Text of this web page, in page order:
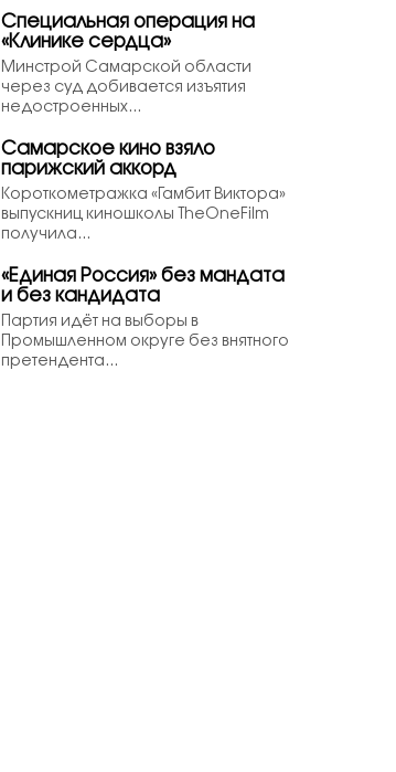
Специальная операция на
«Клинике сердца»
Минстрой Самарской области
через суд добивается изъятия
недостроенных...
Самарское кино взяло
парижский аккорд
Короткометражка «Гамбит Виктора»
выпускниц киношколы TheOneFilm
получила...
«Единая Россия» без мандата
и без кандидата
Партия идёт на выборы в
Промышленном округе без внятного
претендента...